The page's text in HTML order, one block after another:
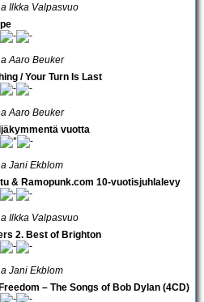
Ilkka Valpasvuo
Aaro Beuker
/ Your Turn Is Last
Aaro Beuker
vuotta
Jani Ekblom
& Ramopunk.com 10-vuotisjuhlalevy
Ilkka Valpasvuo
2. Best of Brighton
Jani Ekblom
– The Songs of Bob Dylan (4CD)